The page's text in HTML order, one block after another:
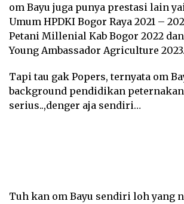
om Bayu juga punya prestasi lain
Umum HPDKI Bogor Raya 2021 –
Petani Millenial Kab Bogor 2022
Young Ambassador Agriculture 2023.
Tapi tau gak Popers, ternyata om
background pendidikan
serius..,denger aja sendiri…
Tuh kan om Bayu sendiri loh yang